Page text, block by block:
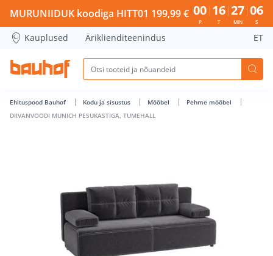
DIIVANVOODI MUNICH PESUKASTIGA, TUMEHALL - Bauhof
MURUNIIDUK koodiga HITT01 199,99 € 00
P
16
T
27
MIN
05
S
Kauplused Äriklienditeenindus ET
Ehituspood Bauhof Kodu ja sisustus Mööbel
Pehme mööbel
DIIVANVOODI MUNICH PESUKASTIGA, TUMEHALL